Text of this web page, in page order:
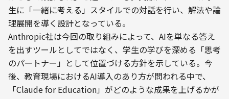
生に「一緒に考える」スタイルでの対話を行い、解法や論
理展開を導く設計となっている。
Anthropic社は今回の取り組みによって、AIを単なる答え
を出すツールとしてではなく、学生の学びを深める「思考
のパートナー」として位置づける方針を示している。今
後、教育現場におけるAI導入のあり方が問われる中で、
「Claude for Education」がどのような成果を上げるかが